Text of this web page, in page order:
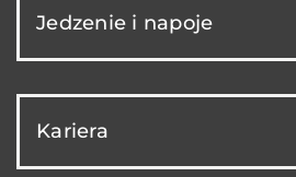
Jedzenie i napoje
Kariera